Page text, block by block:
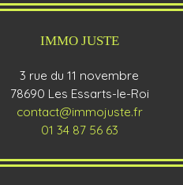
IMMO JUSTE
3 rue du 11 novembre
78690 Les Essarts-le-Roi
contact@immojuste.fr
01 34 87 56 63